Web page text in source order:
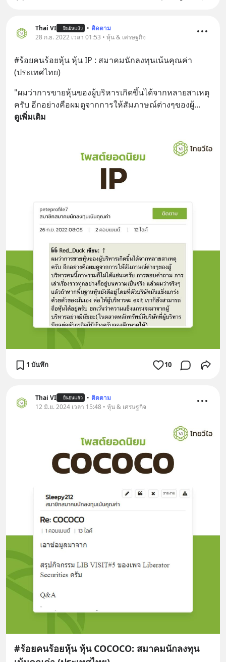
Thai VI ยืนยันแล้ว • ติดตาม
28 ก.ย. 2022 เวลา 01:53 • หุ้น & เศรษฐกิจ
#ร้อยคนร้อยหุ้น หุ้น IP : สมาคมนักลงทุนเน้นคุณค่า
(ประเทศไทย)
"ผมว่าการขายหุ้นของผู้บริหารเกิดขึ้นได้จากหลายสาเหตุ
ครับ อีกอย่างคือผมดูจากการให้สัมภาษณ์ต่างๆของผู้...
ดูเพิ่มเติม
1 บันทึก 10
Thai VI ยืนยันแล้ว • ติดตาม
12 มิ.ย. 2024 เวลา 15:48 • หุ้น & เศรษฐกิจ
#ร้อยคนร้อยหุ้น หุ้น COCOCO: สมาคมนักลงทุน